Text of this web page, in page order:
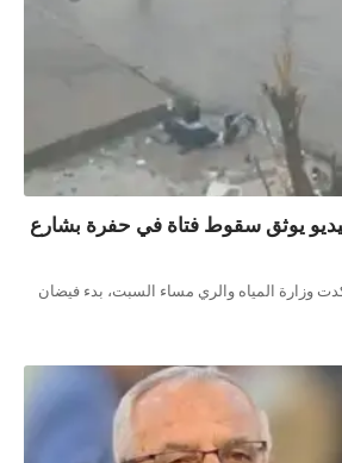
سقوط فتاة في حفرة بشارع
والري مساء السبت، بدء فيضان